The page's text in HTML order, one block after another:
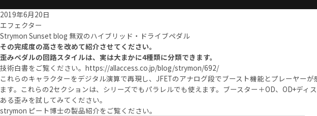
2019年6月20日
エフェクター
Strymon Sunset blog 無双のハイブリッド・ドライブペダル
その完成度の高さを改めて紹介させてください。
歪みペダルの回路スタイルは、実は大まかに4種類に分類できます。
技術白書をご覧ください。 https://allaccess.co.jp/blog/strymon/692/
これらのキャラクターをデジタル演算で再現し、JFETのアナログ段でブースト機能とプレーヤ
ます。これらの2セクションは、シリーズでもパラレルでも使えます。ブースター＋OD、OD+デ
ある歪みを試してみてください。
strymon ピート博士の製品紹介をご覧ください。